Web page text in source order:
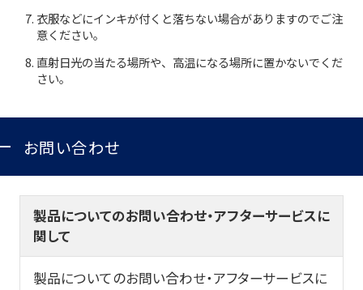
採用情報
サポート
よくある質問
お問い合わせ
筆記具修理
使用説明書
衣服などにインキが付くと落ちない場合がありますのでご注
意ください。
直射日光の当たる場所や、高温になる場所に置かないでくだ
さい。
お問い合わせ
製品についてのお問い合わせ・アフターサービスに
関して
製品についてのお問い合わせ・アフターサービスに